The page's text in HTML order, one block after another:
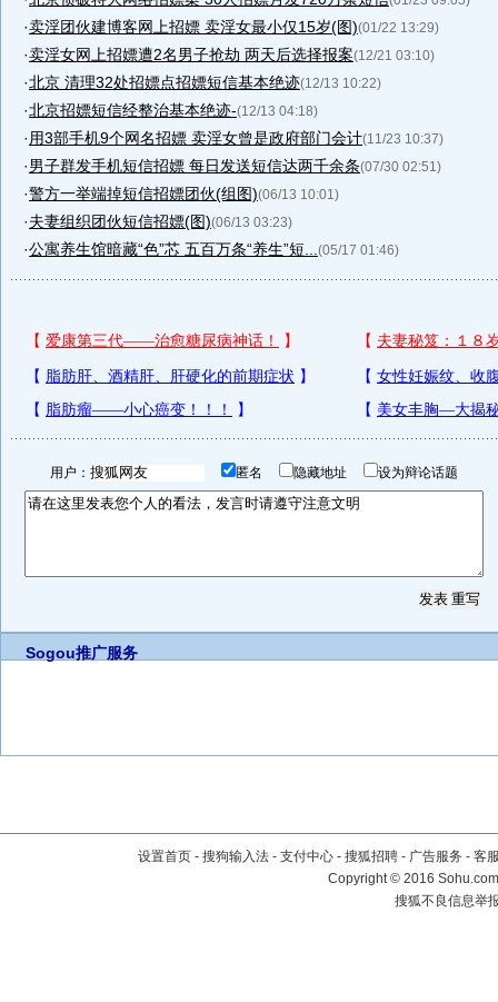
·卖淫团伙建博客网上招嫖 卖淫女最小仅15岁(图)(01/22 13:29)
·卖淫女网上招嫖遭2名男子抢劫 两天后选择报案(12/21 03:10)
·北京 清理32处招嫖点招嫖短信基本绝迹(12/13 10:22)
·北京招嫖短信经整治基本绝迹-(12/13 04:18)
· 用3部手机9个网名招嫖 卖淫女曾是政府部门会计(11/23 10:37)
·男子群发手机短信招嫖 每日发送短信达两千余条(07/30 02:51)
·警方一举端掉短信招嫖团伙(组图)(06/13 10:01)
·夫妻组织团伙短信招嫖(图)(06/13 03:23)
·公寓养生馆暗藏“色”芯 五百万条“养生”短... (05/17 01:46)
用户： 匿名 隐藏地址 设为辩论话题
Sogou推广服务
设置首页 - 搜狗输入法 - 支付中心 - 搜狐招聘 - 广告服务 - 客
Copyright©2016
搜狐不良信息举